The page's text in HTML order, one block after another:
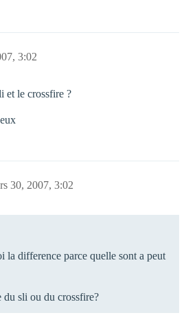
3:02
et le crossfire ?
30, 2007, 3:02
la difference parce quelle sont a peut
sli ou du crossfire?